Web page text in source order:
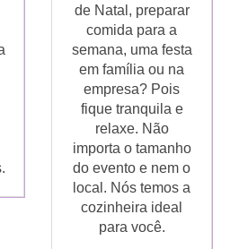
de Natal, preparar
comida para a
semana, uma festa
em família ou na
empresa? Pois
fique tranquila e
relaxe. Não
importa o tamanho
do evento e nem o
local. Nós temos a
cozinheira ideal
para você.